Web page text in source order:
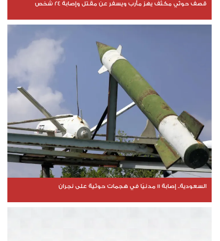
قصف حوثي مكثف يهز مأرب ويسفر عن مقتل وإصابة 24 شخص
السعودية.. إصابة 11 مدنيًا في هجمات حوثية على نجران